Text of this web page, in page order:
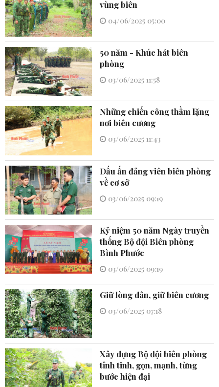
vùng biên
04/06/2025 05:00
50 năm - Khúc hát biên
phòng
03/06/2025 11:58
Những chiến công thầm lặng
nơi biên cương
03/06/2025 11:43
Dấu ấn đảng viên biên phòng
về cơ sở
03/06/2025 09:19
Kỷ niệm 50 năm Ngày truyền
thống Bộ đội Biên phòng
Bình Phước
03/06/2025 09:19
Giữ lòng dân, giữ biên cương
03/06/2025 07:18
Xây dựng Bộ đội biên phòng
tỉnh tinh, gọn, mạnh, từng
bước hiện đại